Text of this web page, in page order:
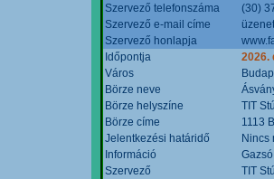
Szervező telefonszáma
(30)
Szervező e-mail címe
Szervező honlapja
Időpontja
2026.
Város
Börze neve
Börze helyszíne
TIT
Börze címe
1113
Jelentkezési határidő
Nincs
Információ
Szervező
TIT